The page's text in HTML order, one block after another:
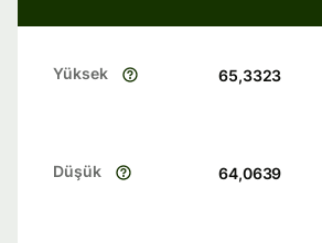
Yüksek 65,3323
Düşük 64,0639